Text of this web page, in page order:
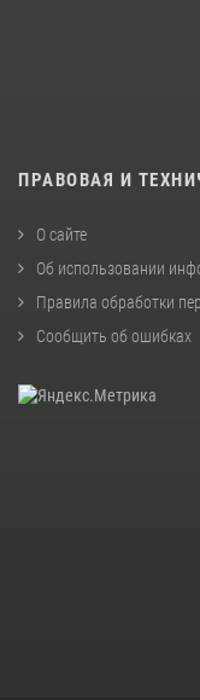
ПРАВОВАЯ И
О сайте
Об использовании
Правила обработки
Сообщить об ошибках